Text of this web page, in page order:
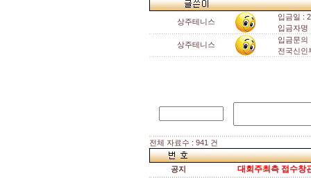
상주테니스
입금일 :
입금자명
상주테니스
입금문의
전국신인
전체 자료수 : 941 건
공지 대회주최측 접수창